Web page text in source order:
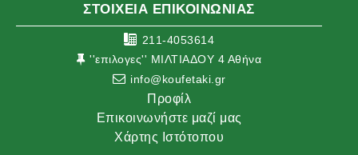
ΣΤΟΙΧΕΙΑ ΕΠΙΚΟΙΝΩΝΙΑΣ
211-4053614
''επιλογες'' ΜΙΛΤΙΑΔΟΥ 4 Αθήνα
info@koufetaki.gr
Προφίλ
Επικοινωνήστε μαζί μας
Χάρτης Ιστότοπου